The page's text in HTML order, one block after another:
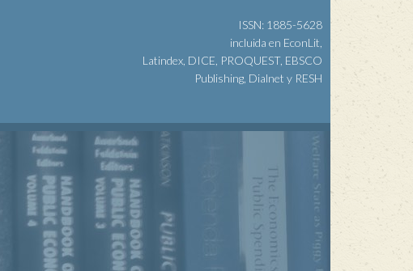
ISSN: 1885-5628
incluida en EconLit,
Latindex, DICE, PROQUEST, EBSCO
Publishing, Dialnet y RESH